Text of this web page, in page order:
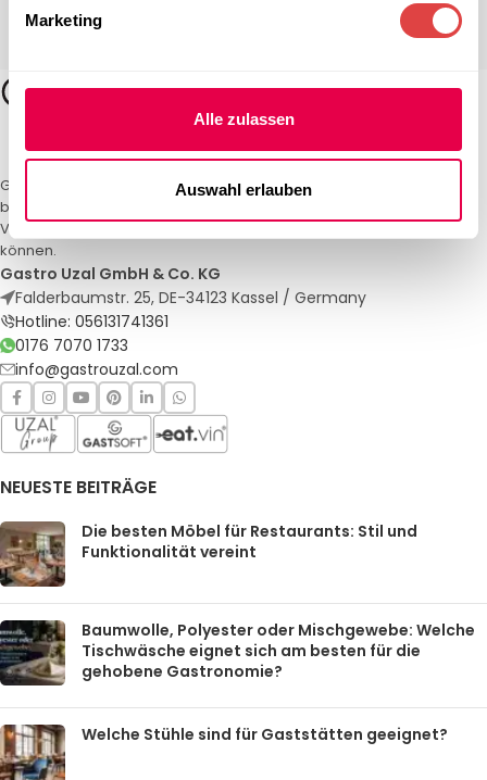
Marketing
Alle zulassen
Auswahl erlauben
Gastro Uzal – Ihr Spezialist für Gastronomiemöbel und -textilien. Wir
bieten maßgeschneiderte Lösungen für Restaurants, Hotels und
Veranstaltungen. Qualität und Service, auf die Sie sich verlassen
können.
Gastro Uzal GmbH & Co. KG
Falderbaumstr. 25, DE-34123 Kassel / Germany
Hotline: 056131741361
0176 7070 1733
info@gastrouzal.com
NEUESTE BEITRÄGE
Die besten Möbel für Restaurants: Stil und
Funktionalität vereint
Baumwolle, Polyester oder Mischgewebe: Welche
Tischwäsche eignet sich am besten für die
gehobene Gastronomie?
Welche Stühle sind für Gaststätten geeignet?